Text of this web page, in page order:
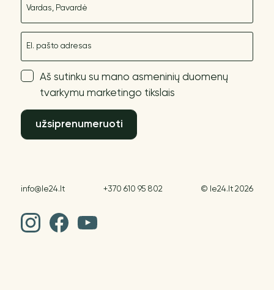
Aš sutinku su mano asmeninių duomenų
tvarkymu marketingo tikslais
užsiprenumeruoti
info@le24.lt +370 610 95 802 © le24.lt 2026